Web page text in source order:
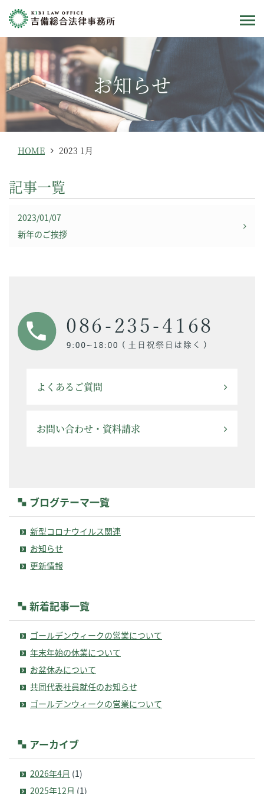
お知らせ
HOME 2023 1月
記事一覧
2023/01/07
新年のご挨拶
よくあるご質問
お問い合わせ・資料請求
ブログテーマ一覧
新型コロナウイルス関連
お知らせ
更新情報
新着記事一覧
ゴールデンウィークの営業について
年末年始の休業について
お盆休みについて
共同代表社員就任のお知らせ
ゴールデンウィークの営業について
アーカイブ
2026年4月 (1)
2025年12月 (1)